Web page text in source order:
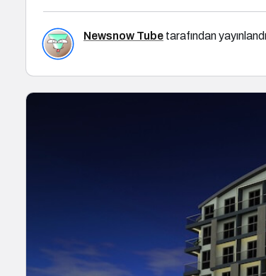
Newsnow Tube tarafından yayınlandı